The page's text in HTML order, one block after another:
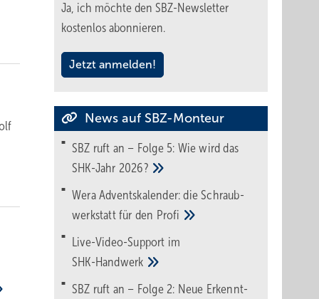
Ja, ich möchte den SBZ-Newsletter
kostenlos abonnieren.
Jetzt anmelden!
News auf SBZ-Monteur
SBZ ruft an – Folge 5: Wie wird das
SHK-Jahr 2026?
Wera Adventskalender: die Schraub­
werk­statt für den Pro­fi
Live-Video-Support im
SHK-Handwerk
SBZ ruft an – Folge 2: Neue Erkennt­